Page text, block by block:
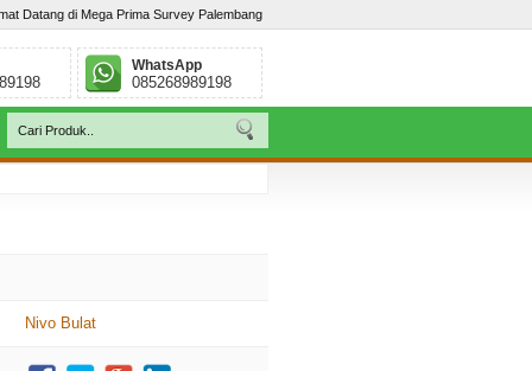
Datang di Mega Prima Survey Palembang
WhatsApp
085268989198
Nivo Bulat